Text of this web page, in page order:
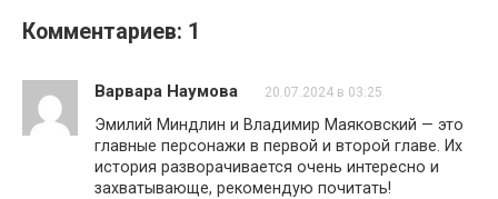
Комментариев: 1
Варвара Наумова 20.07.2024 в 03:25
Эмилий Миндлин и Владимир Маяковский — это
главные персонажи в первой и второй главе. Их
история разворачивается очень интересно и
захватывающе, рекомендую почитать!